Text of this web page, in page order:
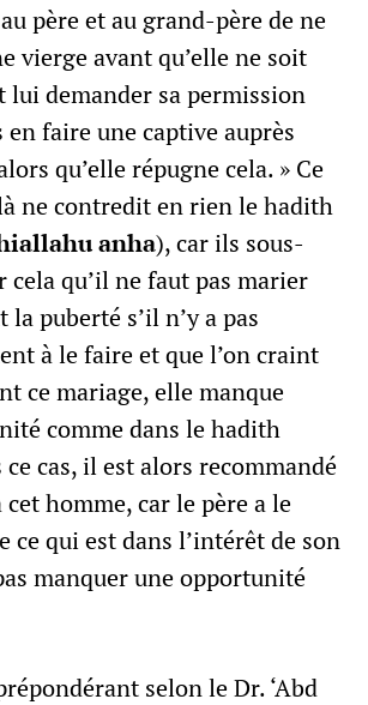
père et au grand-père de ne
vierge avant qu’elle ne soit
lui demander sa permission
en faire une captive auprès
qu’elle répugne cela. » Ce
ne contredit en rien le hadith
anha), car ils sous-
cela qu’il ne faut pas marier
puberté s’il n’y a pas
à le faire et que l’on craint
ce mariage, elle manque
comme dans le hadith
ce cas, il est alors recommandé
homme, car le père a le
ce qui est dans l’intérêt de son
manquer une opportunité
selon le Dr. ‘Abd